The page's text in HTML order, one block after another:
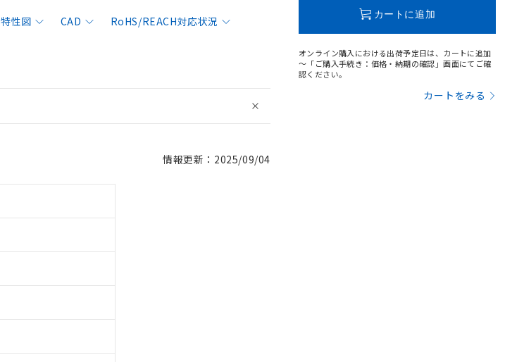
特性図 CAD
RoHS/REACH対応状況
情報更新：2025/09/04
カートに追加
オンライン購入における出荷予定日は、カートに追加
～「ご購入手続き：価格・納期の確認」画面にてご確
認ください。
カートをみる